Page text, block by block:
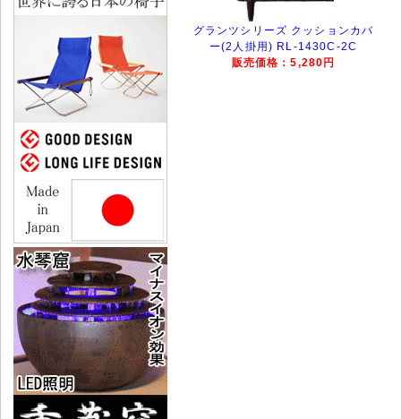
グランツシリーズ クッションカバ
ー(2人掛用) RL-1430C-2C
販売価格：5,280円